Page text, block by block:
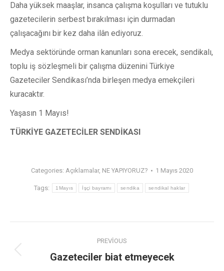
Daha yüksek maaşlar, insanca çalışma koşulları ve tutuklu
gazetecilerin serbest bırakılması için durmadan
çalışacağını bir kez daha ilân ediyoruz.
Medya sektöründe orman kanunları sona erecek, sendikalı,
toplu iş sözleşmeli bir çalışma düzenini Türkiye
Gazeteciler Sendikası’nda birleşen medya emekçileri
kuracaktır.
Yaşasın 1 Mayıs!
TÜRKİYE GAZETECİLER SENDİKASI
Categories: Açıklamalar, NE YAPIYORUZ? 1 Mayıs 2020
Tags: 1Mayıs İşçi bayramı sendika sendikal haklar
PREVIOUS
Gazeteciler biat etmeyecek